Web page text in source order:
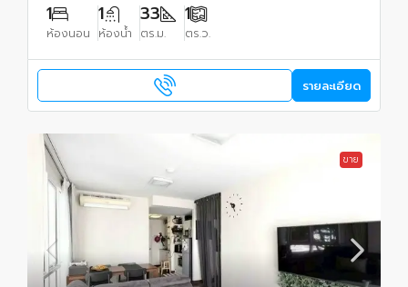
1
ห้องนอน
1
ห้องน้ำ
33
ตร.ม.
1
ตร.ว.
รายละเอียด
ขาย